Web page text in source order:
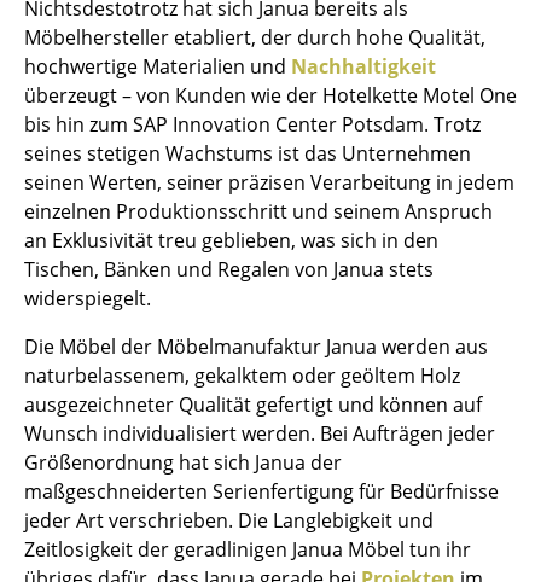
Aufbewahren
Regale & Schränke
Bücherregale
Wandregale
Sideboards & Kommoden
TV Möbel
Beistell- & Rollcontainer
Barmöbel
Garderoben
Kleinaufbewahrung
Einzelteile
Nichtsdestotrotz hat sich Janua bereits als
Möbelhersteller etabliert, der durch hohe Qualität,
hochwertige Materialien und Nachhaltigkeit
überzeugt – von Kunden wie der Hotelkette Motel One
bis hin zum SAP Innovation Center Potsdam. Trotz
seines stetigen Wachstums ist das Unternehmen
seinen Werten, seiner präzisen Verarbeitung in jedem
einzelnen Produktionsschritt und seinem Anspruch
an Exklusivität treu geblieben, was sich in den
Tischen, Bänken und Regalen von Janua stets
widerspiegelt.
Die Möbel der Möbelmanufaktur Janua werden aus
naturbelassenem, gekalktem oder geöltem Holz
ausgezeichneter Qualität gefertigt und können auf
Wunsch individualisiert werden. Bei Aufträgen jeder
Größenordnung hat sich Janua der
maßgeschneiderten Serienfertigung für Bedürfnisse
jeder Art verschrieben. Die Langlebigkeit und
Zeitlosigkeit der geradlinigen Janua Möbel tun ihr